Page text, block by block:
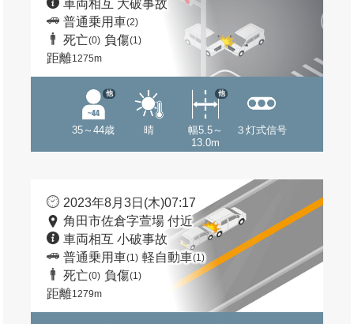
車両相互 大破事故
普通乗用車(2)
死亡(0) 負傷(1)
距離1275m
35～44歳
他
晴
幅5.5～
13.0m
他
３灯式信号
2023年8月3日(木)07:17
角田市佐倉字萱場 付近
車両相互 小破事故
普通乗用車(1) 軽自動車(1)
死亡(0) 負傷(1)
距離1279m